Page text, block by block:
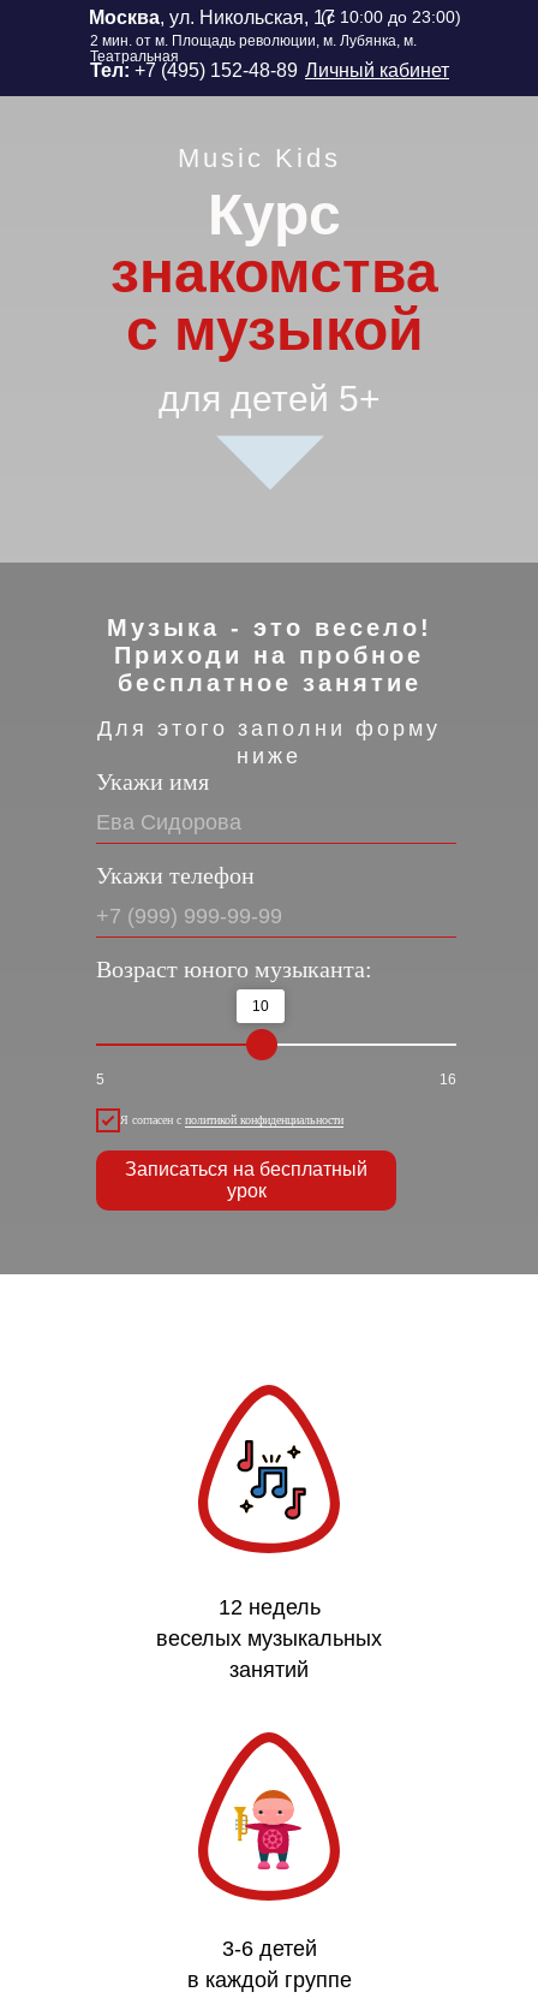
Тел: +7 (495) 152-48-89 Личный кабинет
Москва, ул. Никольская, 17(с 10:00 до 23:00)
2 мин. от м. Площадь революции, м. Лубянка, м.
Театральная
Курс
знакомства
с музыкой
Укажи имя
Укажи телефон
Возраст юного музыканта:
10
5 16
Я согласен с политикой конфиденциальности
Записаться на бесплатный
урок
Музыка - это весело!
Приходи на пробное
бесплатное занятие
Для этого заполни форму
ниже
для детей 5+
Music Kids
12 недель
веселых музыкальных
занятий
3-6 детей
в каждой группе